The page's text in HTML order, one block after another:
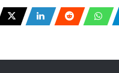
posta
göndermek